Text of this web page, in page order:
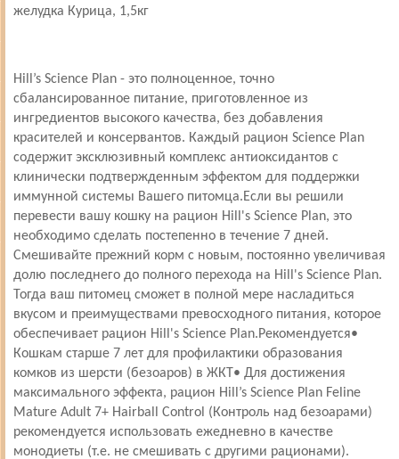
желудка Курица, 1,5кг
Hill’s Science Plan - это полноценное, точно
сбалансированное питание, приготовленное из
ингредиентов высокого качества, без добавления
красителей и консервантов. Каждый рацион Science Plan
содержит эксклюзивный комплекс антиоксидантов с
клинически подтвержденным эффектом для поддержки
иммунной системы Вашего питомца.Если вы решили
перевести вашу кошку на рацион Hill's Science Plan, это
необходимо сделать постепенно в течение 7 дней.
Смешивайте прежний корм с новым, постоянно увеличивая
долю последнего до полного перехода на Hill's Science Plan.
Тогда ваш питомец сможет в полной мере насладиться
вкусом и преимуществами превосходного питания, которое
обеспечивает рацион Hill's Science Plan.Рекомендуется•
Кошкам старше 7 лет для профилактики образования
комков из шерсти (безоаров) в ЖКТ• Для достижения
максимального эффекта, рацион Hill’s Science Plan Feline
Mature Adult 7+ Hairball Control (Контроль над безоарами)
рекомендуется использовать ежедневно в качестве
монодиеты (т.е. не смешивать с другими рационами).